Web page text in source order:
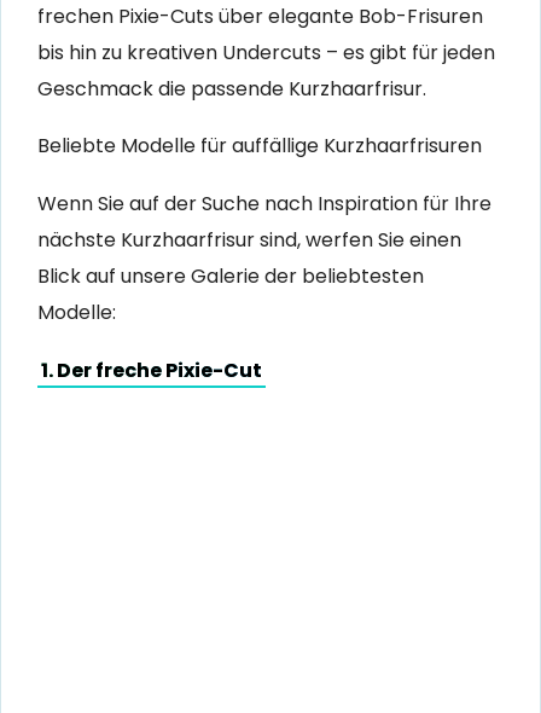
frechen Pixie-Cuts über elegante Bob-Frisuren
bis hin zu kreativen Undercuts – es gibt für jeden
Geschmack die passende Kurzhaarfrisur.
Beliebte Modelle für auffällige Kurzhaarfrisuren
Wenn Sie auf der Suche nach Inspiration für Ihre
nächste Kurzhaarfrisur sind, werfen Sie einen
Blick auf unsere Galerie der beliebtesten
Modelle:
1. Der freche Pixie-Cut